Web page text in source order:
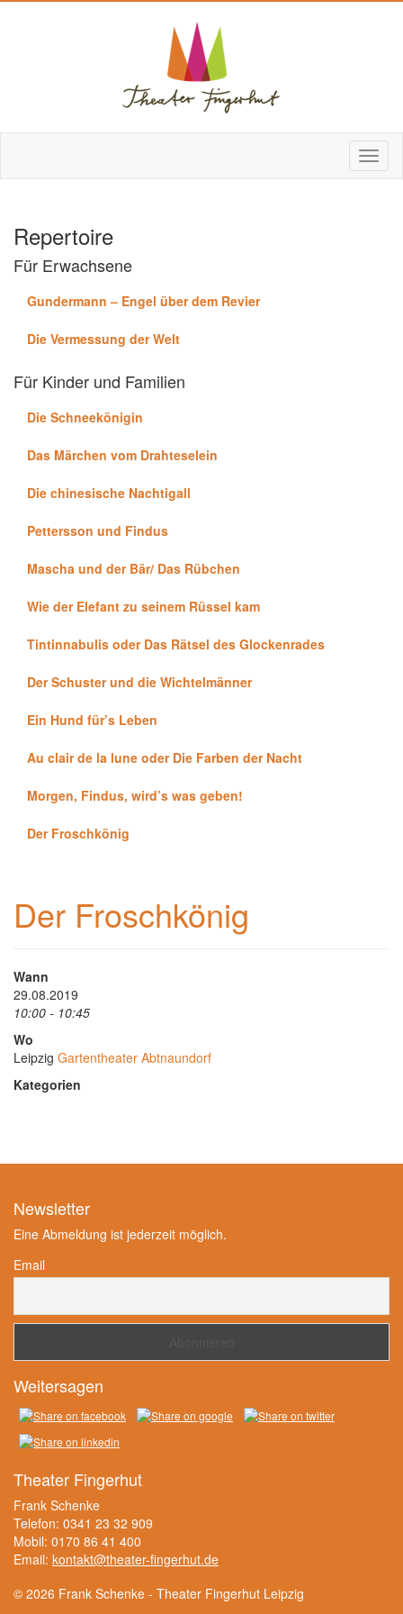
Repertoire
Für Erwachsene
Gundermann – Engel über dem Revier
Die Vermessung der Welt
Für Kinder und Familien
Die Schneekönigin
Das Märchen vom Drahteselein
Die chinesische Nachtigall
Pettersson und Findus
Mascha und der Bär/ Das Rübchen
Wie der Elefant zu seinem Rüssel kam
Tintinnabulis oder Das Rätsel des Glockenrades
Der Schuster und die Wichtelmänner
Ein Hund für’s Leben
Au clair de la lune oder Die Farben der Nacht
Morgen, Findus, wird’s was geben!
Der Froschkönig
Der Froschkönig
Wann
29.08.2019
10:00 - 10:45
Wo
Leipzig Gartentheater Abtnaundorf
Kategorien
Newsletter
Eine Abmeldung ist jederzeit möglich.
Email
Weitersagen
Theater Fingerhut
Frank Schenke
Telefon: 0341 23 32 909
Mobil: 0170 86 41 400
Email: kontakt@theater-fingerhut.de
© 2026 Frank Schenke - Theater Fingerhut Leipzig